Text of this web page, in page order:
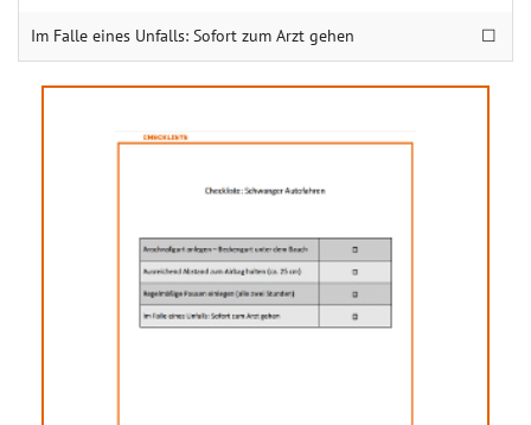
Im Falle eines Unfalls: Sofort zum Arzt gehen ☐